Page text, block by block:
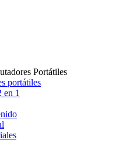
Portátiles
portátiles
en 1